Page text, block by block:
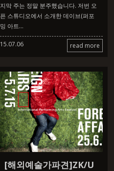
지막 주는 정말 분주했습니다. 저번 오
픈 스튜디오에서 소개한 데이브(퍼포
밍 아트...
15.07.06 read more
[해외예술가파견]ZK/U